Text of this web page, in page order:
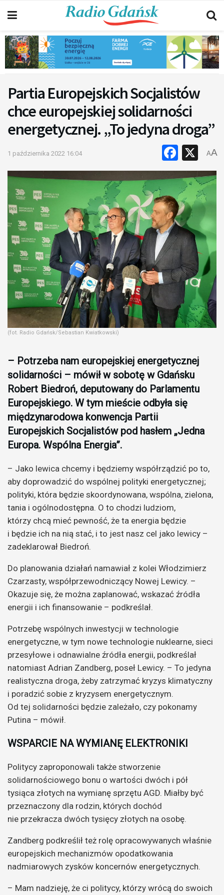
Partia Europejskich Socjalistów
chce europejskiej solidarności
energetycznej. „To jedyna droga”
1 października 2022 16:04 X
AA
(fot. Radio Gdańsk/Sebastian Kwiatkowski)
– Potrzeba nam europejskiej energetycznej
solidarności – mówił w sobotę w Gdańsku
Robert Biedroń, deputowany do Parlamentu
Europejskiego. W tym mieście odbyła się
międzynarodowa konwencja Partii
Europejskich Socjalistów pod hasłem „Jedna
Europa. Wspólna Energia”.
– Jako lewica chcemy i będziemy współrządzić po to,
aby doprowadzić do wspólnej polityki energetycznej;
polityki, która będzie skoordynowana, wspólna, zielona,
tania i ogólnodostępna. O to chodzi ludziom,
którzy chcą mieć pewność, że ta energia będzie
i będzie ich na nią stać, i to jest nasz cel jako lewicy –
zadeklarował Biedroń.
Do planowania działań namawiał z kolei Włodzimierz
Czarzasty, współprzewodniczący Nowej Lewicy. –
Okazuje się, że można zaplanować, wskazać źródła
energii i ich finansowanie – podkreślał.
Potrzebę wspólnych inwestycji w technologie
energetyczne, w tym nowe technologie nuklearne, sieci
przesyłowe i odnawialne źródła energii, podkreślał
natomiast Adrian Zandberg, poseł Lewicy. – To jedyna
realistyczna droga, żeby zatrzymać kryzys klimatyczny
i poradzić sobie z kryzysem energetycznym.
Od tej solidarności będzie zależało, czy pokonamy
Putina – mówił.
WSPARCIE NA WYMIANĘ ELEKTRONIKI
Politycy zaproponowali także stworzenie
solidarnościowego bonu o wartości dwóch i pół
tysiąca złotych na wymianę sprzętu AGD. Miałby być
przeznaczony dla rodzin, których dochód
nie przekracza dwóch tysięcy złotych na osobę.
Zandberg podkreślił też rolę opracowywanych właśnie
europejskich mechanizmów opodatkowania
nadmiarowych zysków koncernów energetycznych.
– Mam nadzieję, że ci politycy, którzy wrócą do swoich